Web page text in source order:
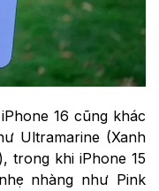
16 cũng khác
Ultramarine (Xanh
trong khi iPhone 15
nhàng như Pink